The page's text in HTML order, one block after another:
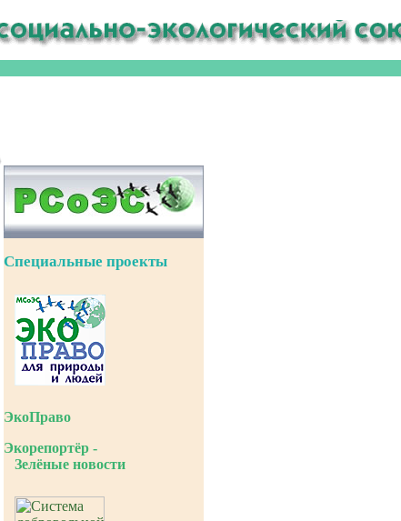
Специальные проекты
ЭкоПраво
Экорепортёр -
Зелёные новости